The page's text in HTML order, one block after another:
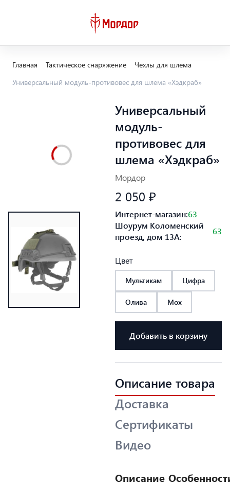
Главная Тактическое снаряжение
Чехлы для шлема
Универсальный модуль-противовес для шлема «Хэдкраб»
Универсальный
модуль-
противовес для
шлема «Хэдкраб»
Мордор
2 050 ₽
Интернет-магазин:63
Шоурум Коломенский
проезд, дом 13А:
63
Цвет
Мультикам Цифра
Олива Мох
Добавить в корзину
Описание товара
Доставка
Сертификаты
Видео
Описание